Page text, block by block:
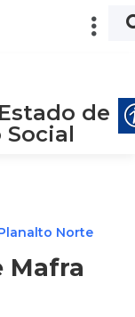
de
Norte
Mafra